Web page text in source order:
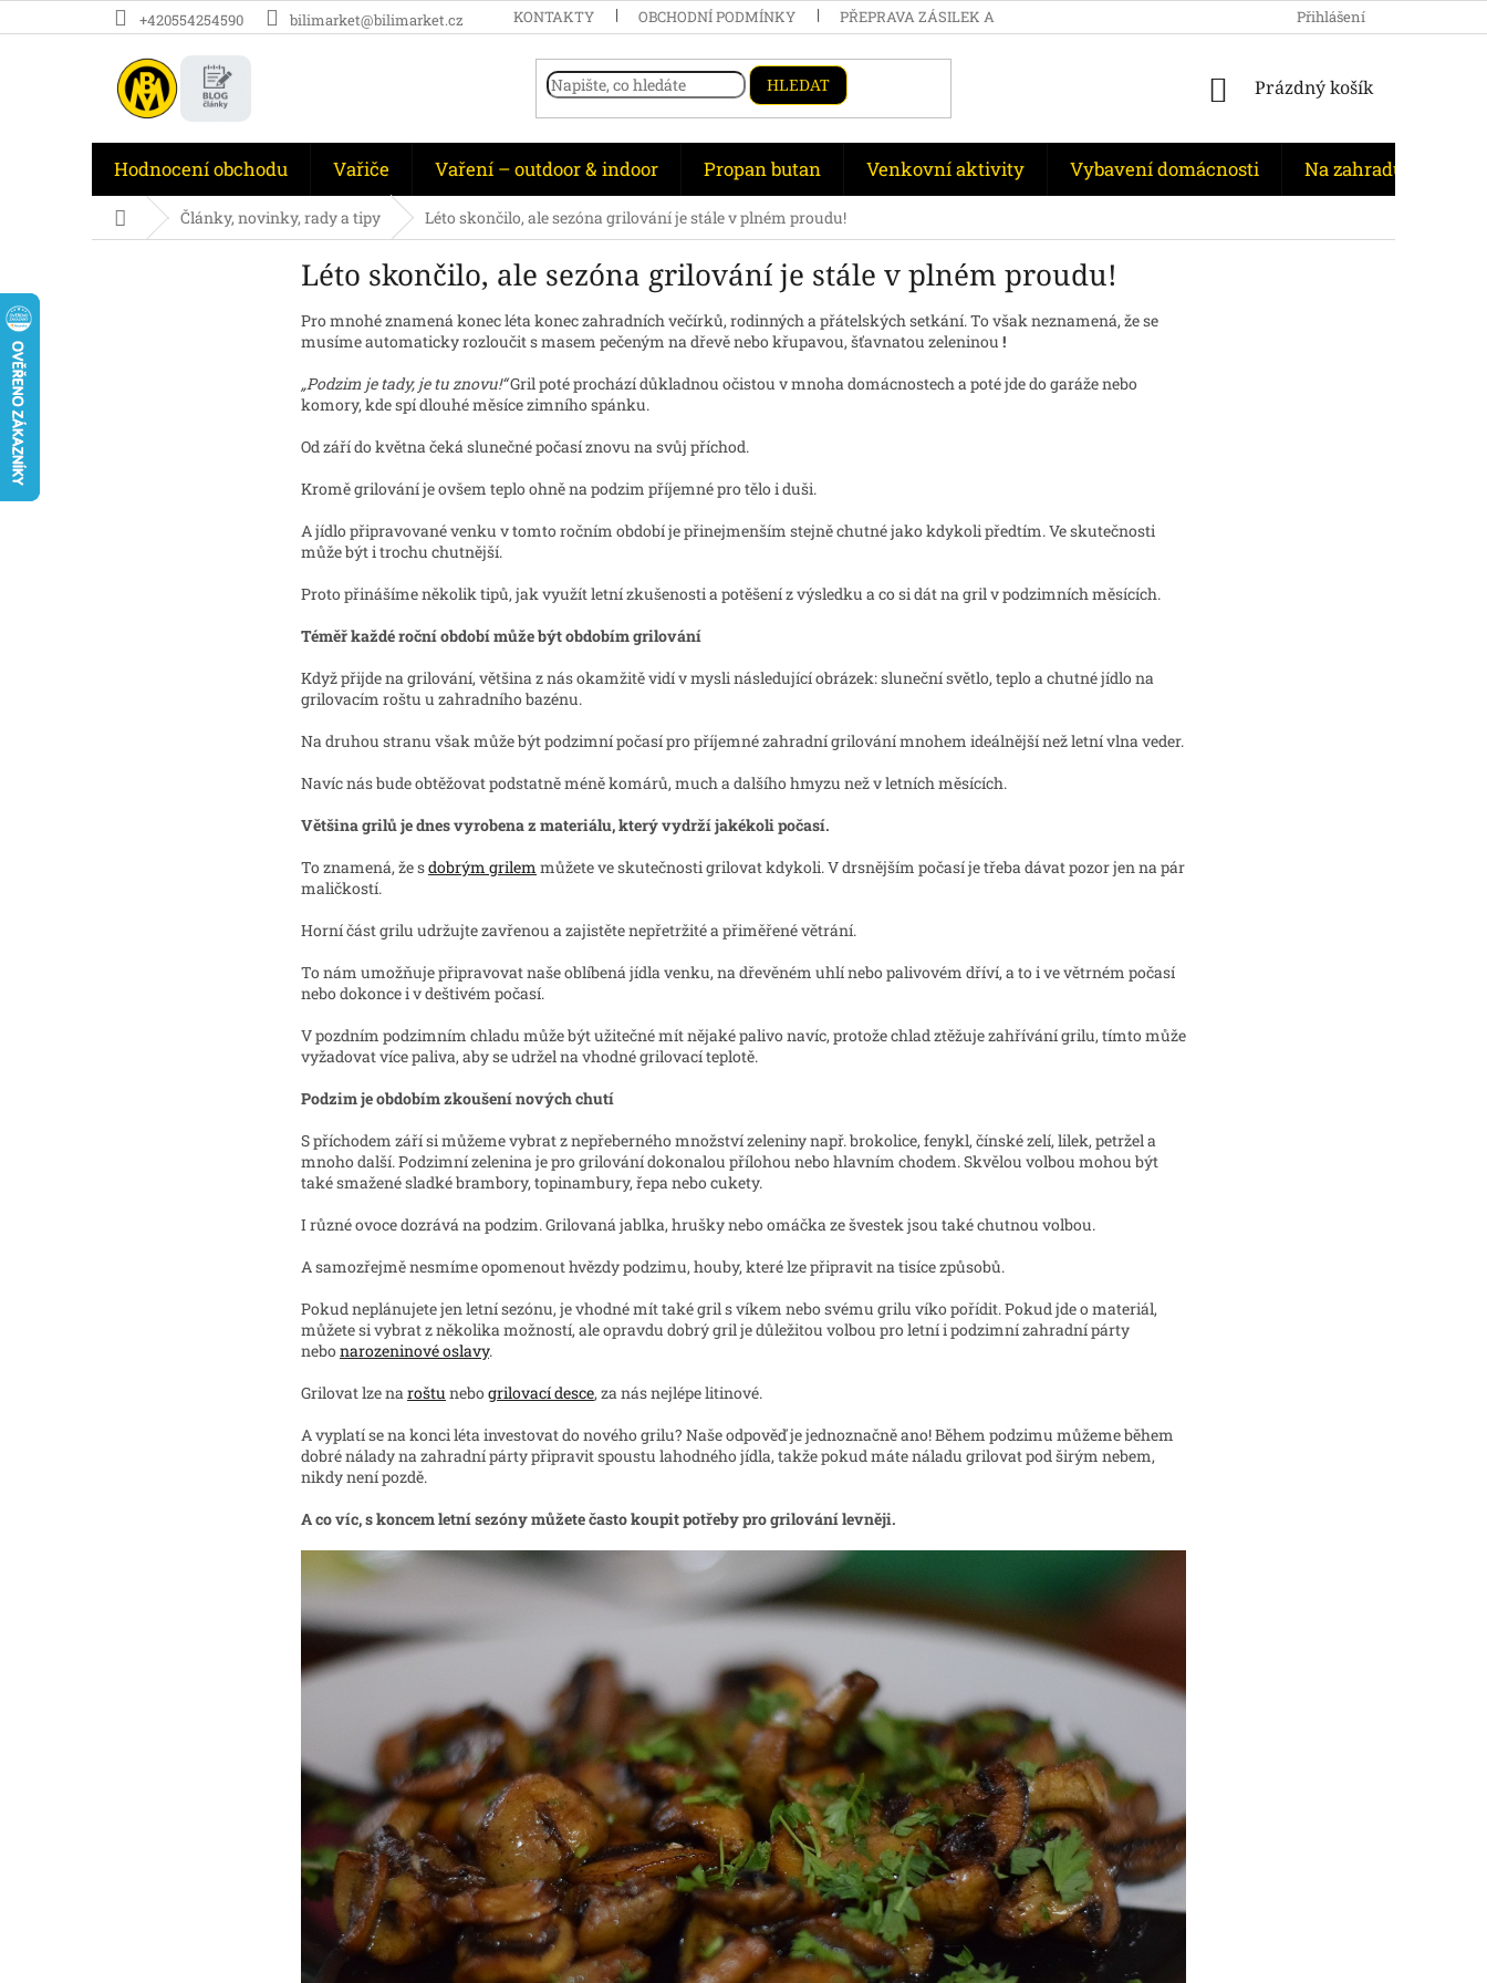
na
+420554254590 bilimarket@bilimarket.cz KONTAKTY OBCHODNÍ PODMÍNKY PŘEPRAVA ZÁSILEK A CENY PODMÍNKY OOÚ
Přihlášení
HLEDAT
NÁKUPNÍ
Prázdný košík
Hodnocení obchodu Vařiče Vaření – outdoor & indoor Propan butan Venkovní aktivity Vybavení domácnosti Na zahradu
Domů Články, novinky, rady a tipy Léto skončilo, ale sezóna grilování je stále v plném proudu!
Léto skončilo, ale sezóna grilování je stále v plném proudu!
Pro mnohé znamená konec léta konec zahradních večírků, rodinných a přátelských setkání. To však neznamená, že se
musíme automaticky rozloučit s masem pečeným na dřevě nebo křupavou, šťavnatou zeleninou !
„Podzim je tady, je tu znovu!“Gril poté prochází důkladnou očistou v mnoha domácnostech a poté jde do garáže nebo
komory, kde spí dlouhé měsíce zimního spánku.
Od září do května čeká slunečné počasí znovu na svůj příchod.
Kromě grilování je ovšem teplo ohně na podzim příjemné pro tělo i duši.
A jídlo připravované venku v tomto ročním období je přinejmenším stejně chutné jako kdykoli předtím. Ve skutečnosti
může být i trochu chutnější.
Proto přinášíme několik tipů, jak využít letní zkušenosti a potěšení z výsledku a co si dát na gril v podzimních měsících.
Téměř každé roční období může být obdobím grilování
Když přijde na grilování, většina z nás okamžitě vidí v mysli následující obrázek: sluneční světlo, teplo a chutné jídlo na
grilovacím roštu u zahradního bazénu.
Na druhou stranu však může být podzimní počasí pro příjemné zahradní grilování mnohem ideálnější než letní vlna veder.
Navíc nás bude obtěžovat podstatně méně komárů, much a dalšího hmyzu než v letních měsících.
Většina grilů je dnes vyrobena z materiálu, který vydrží jakékoli počasí.
To znamená, že sdobrým grilem můžete ve skutečnosti grilovat kdykoli. V drsnějším počasí je třeba dávat pozor jen na pár
maličkostí.
Horní část grilu udržujte zavřenou a zajistěte nepřetržité a přiměřené větrání.
To nám umožňuje připravovat naše oblíbená jídla venku, na dřevěném uhlí nebo palivovém dříví, a to i ve větrném počasí
nebo dokonce i v deštivém počasí.
V pozdním podzimním chladu může být užitečné mít nějaké palivo navíc, protože chlad ztěžuje zahřívání grilu, tímto může
vyžadovat více paliva, aby se udržel na vhodné grilovací teplotě.
Podzim je obdobím zkoušení nových chutí
S příchodem září si můžeme vybrat z nepřeberného množství zeleniny např. brokolice, fenykl, čínské zelí, lilek, petržel a
mnoho další. Podzimní zelenina je pro grilování dokonalou přílohou nebo hlavním chodem. Skvělou volbou mohou být
také smažené sladké brambory, topinambury, řepa nebo cukety.
I různé ovoce dozrává na podzim. Grilovaná jablka, hrušky nebo omáčka ze švestek jsou také chutnou volbou.
A samozřejmě nesmíme opomenout hvězdy podzimu, houby, které lze připravit na tisíce způsobů.
Pokud neplánujete jen letní sezónu, je vhodné mít také gril s víkem nebo svému grilu víko pořídit. Pokud jde o materiál,
můžete si vybrat z několika možností, ale opravdu dobrý gril je důležitou volbou pro letní i podzimní zahradní párty
nebonarozeninové oslavy.
Grilovat lze naroštu nebogrilovací desce, za nás nejlépe litinové.
A vyplatí se na konci léta investovat do nového grilu? Naše odpověď je jednoznačně ano! Během podzimu můžeme během
dobré nálady na zahradní párty připravit spoustu lahodného jídla, takže pokud máte náladu grilovat pod širým nebem,
nikdy není pozdě.
A co víc, s koncem letní sezóny můžete často koupit potřeby pro grilování levněji.